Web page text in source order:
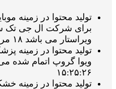
برای شرکت ال جی تک
ویراستار می باشد ۱۸ مرداد 1405 ساعت ۱۵:۲۷:۴۶
تولید محتوا در زمینه
۱۵:۲۵:۲۶
تولید محتوا در زمینه